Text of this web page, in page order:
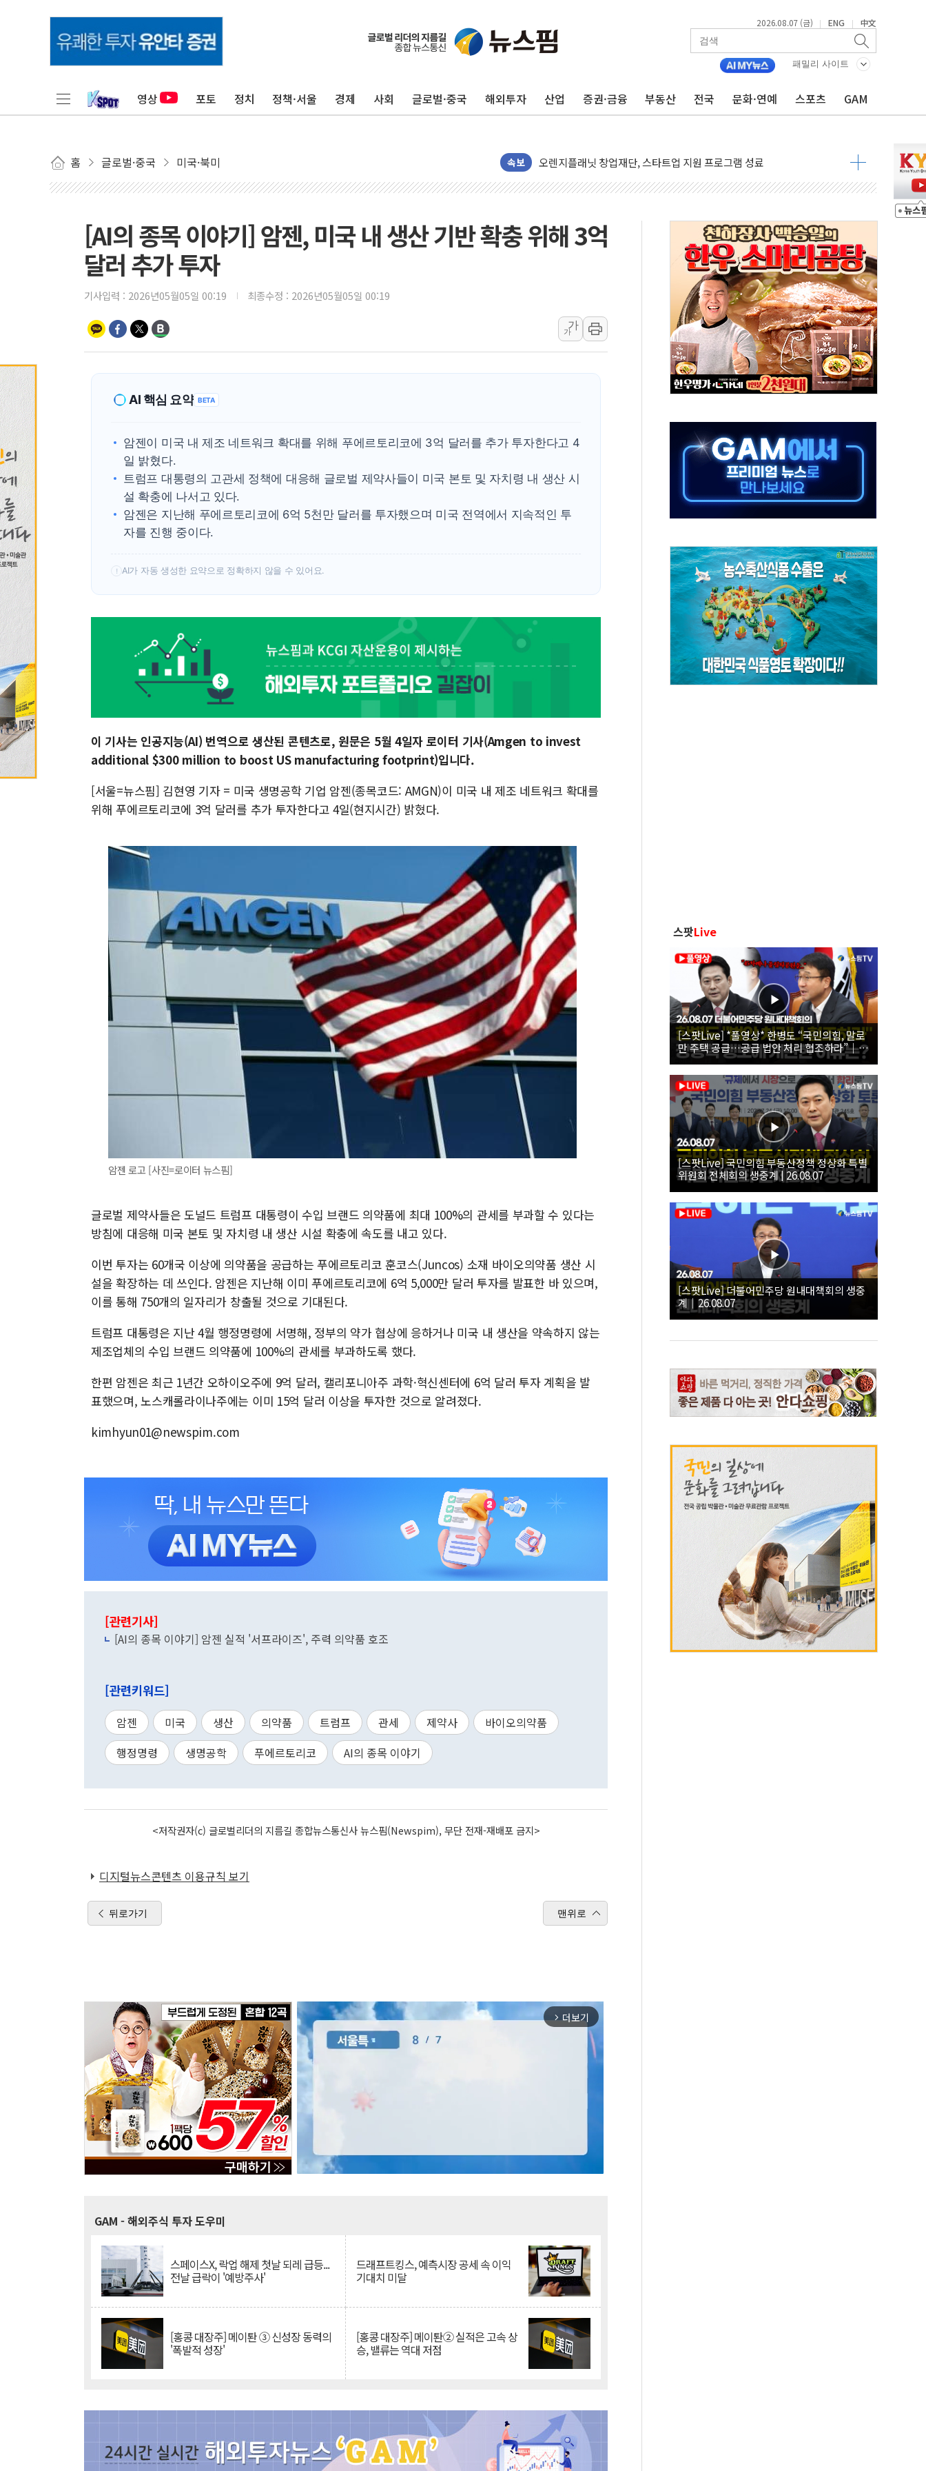
2026.08.07 (금) | ENG | 中文
패밀리 사이트
영상 포토 정치 정책·서울 경제 사회 글로벌·중국 해외투자 산업 증권·금융 부동산 전국 문화·연예 스포츠 GAM
홈 글로벌·중국 미국·북미 속보
창호 교체하다 난간 무너져…대전서 50대 일용직 추락 사망
장동혁 "규제와 대출 풀고 재개발·재건축 촉진하는 것이 부동산 정상화"
AI에 승부 건 네이버…내년 AI 팩토리 매출 본격화
경찰, '300억대 사기 혐의' 차가원 대표 구속 송치
[속보] '해병 순직 책임' 임성근 전 사단장 항소심도 징역 3년 선고
전국 그늘막 4만개 육박 7년 새 7배 늘었다...폭염 대책비는 8.6배 증가
"취약계층에 더 가혹한 여름"…구윤철, 쪽방촌 폭염 대응상황 점검
美·日 환율공조에 유럽 패싱… '유로화 팔아 엔화 부양' 사후 통보만
구리값 사상 최고치…'닥터 코퍼'가 말하는 경기 신호가 달라졌다
에어프레미아, 호치민 노선 재개...3년 2개월 만
티엠씨, 220억원 규모 美 전력 케이블 수주
[특징주] 2차전지주 동반 강세…배터리3사 일제히 상승
디티앤씨알오, 고려대 구로병원과 AI 정밀의료 협력
中企 졸업해도 세제혜택 3년 더...중기부, '피터팬 증후군' 완화 나선다
[특징주] 엘앤에프, 흑자 전환·LFP 공급 본격화에 15%대 급등
[글로벌 마켓 리포트 8월 7일]
[AI의 종목 이야기] 암젠, 미국 내 생산 기반 확충 위해 3억
달러 추가 투자
기사입력 : 2026년05월05일 00:19 최종수정 : 2026년05월05일 00:19
가
가
AI 핵심 요약 BETA
암젠이 미국 내 제조 네트워크 확대를 위해 푸에르토리코에 3억 달러를 추가 투자한다고 4
일 밝혔다.
트럼프 대통령의 고관세 정책에 대응해 글로벌 제약사들이 미국 본토 및 자치령 내 생산 시
설 확충에 나서고 있다.
암젠은 지난해 푸에르토리코에 6억 5천만 달러를 투자했으며 미국 전역에서 지속적인 투
자를 진행 중이다.
! AI가 자동 생성한 요약으로 정확하지 않을 수 있어요.
이 기사는 인공지능(AI) 번역으로 생산된 콘텐츠로, 원문은 5월 4일자 로이터 기사(Amgen to invest
additional $300 million to boost US manufacturing footprint)입니다.
[서울=뉴스핌] 김현영 기자 = 미국 생명공학 기업 암젠(종목코드: AMGN)이 미국 내 제조 네트워크 확대를
위해 푸에르토리코에 3억 달러를 추가 투자한다고 4일(현지시간) 밝혔다.
암젠 로고 [사진=로이터 뉴스핌]
글로벌 제약사들은 도널드 트럼프 대통령이 수입 브랜드 의약품에 최대 100%의 관세를 부과할 수 있다는
방침에 대응해 미국 본토 및 자치령 내 생산 시설 확충에 속도를 내고 있다.
이번 투자는 60개국 이상에 의약품을 공급하는 푸에르토리코 훈코스(Juncos) 소재 바이오의약품 생산 시
설을 확장하는 데 쓰인다. 암젠은 지난해 이미 푸에르토리코에 6억 5,000만 달러 투자를 발표한 바 있으며,
이를 통해 750개의 일자리가 창출될 것으로 기대된다.
트럼프 대통령은 지난 4월 행정명령에 서명해, 정부의 약가 협상에 응하거나 미국 내 생산을 약속하지 않는
제조업체의 수입 브랜드 의약품에 100%의 관세를 부과하도록 했다.
한편 암젠은 최근 1년간 오하이오주에 9억 달러, 캘리포니아주 과학·혁신센터에 6억 달러 투자 계획을 발
표했으며, 노스캐롤라이나주에는 이미 15억 달러 이상을 투자한 것으로 알려졌다.
kimhyun01@newspim.com
[관련기사]
[AI의 종목 이야기] 암젠 실적 '서프라이즈', 주력 의약품 호조
[관련키워드]
암젠 미국 생산 의약품 트럼프 관세 제약사
바이오의약품
행정명령
생명공학 푸에르토리코 AI의 종목 이야기
<저작권자(c) 글로벌리더의 지름길 종합뉴스통신사 뉴스핌(Newspim), 무단 전재-재배포 금지>
디지털뉴스콘텐츠 이용규칙 보기
뒤로가기 맨위로
arrow_forward_ios 더보기
GAM - 해외주식 투자 도우미
스페이스X, 락업 해제 첫날 되레 급등...
전날 급락이 '예방주사'
드래프트킹스, 예측시장 공세 속 이익
기대치 미달
[홍콩 대장주] 메이퇀 ③ 신성장 동력의
'폭발적 성장'
[홍콩 대장주] 메이퇀② 실적은 고속 상
승, 밸류는 역대 저점
스팟Live
[스팟Live] *풀영상* 한병도 “국민의힘, 말로
만 주택 공급…공급 법안 처리 협조하라”｜
26.08.07 더불어민주당 원내대책회의
[스팟Live] 국민의힘 부동산정책 정상화 특별
위원회 전체회의 생중계 | 26.08.07
[스팟Live] 더불어민주당 원내대책회의 생중
계｜26.08.07